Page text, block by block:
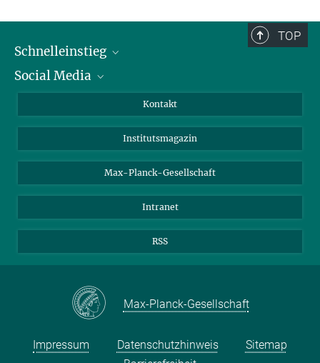
TOP
Schnelleinstieg
Alumni
Fördernde
Schulen
Studierende
Social Media
Bluesky
Facebook
YouTube
Kontakt
Institutsmagazin
Max-Planck-Gesellschaft
Intranet
RSS
Max-Planck-Gesellschaft
Impressum Datenschutzhinweis
Sitemap